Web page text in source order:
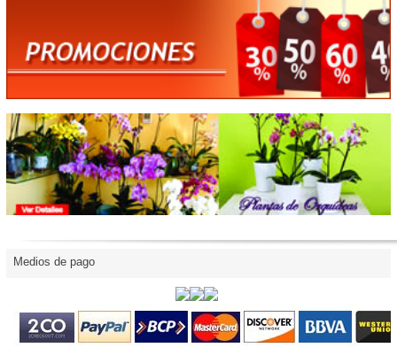
Medios de pago